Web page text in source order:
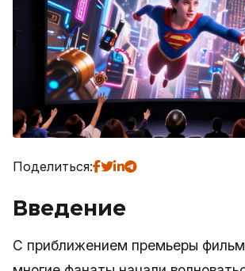
Поделиться:
Введение
С приближением премьеры